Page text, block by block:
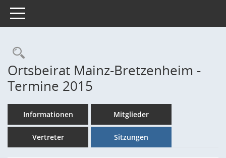
Toggle navigation
Rechercheauswahl
Ortsbeirat Mainz-Bretzenheim -
Termine 2015
Informationen Mitglieder
Vertreter Sitzungen